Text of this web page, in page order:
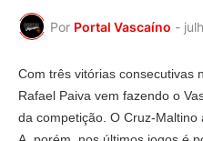
Por Portal Vascaíno -
Com três vitórias consecutivas
Rafael Paiva vem fazendo o
da competição. O Cruz-